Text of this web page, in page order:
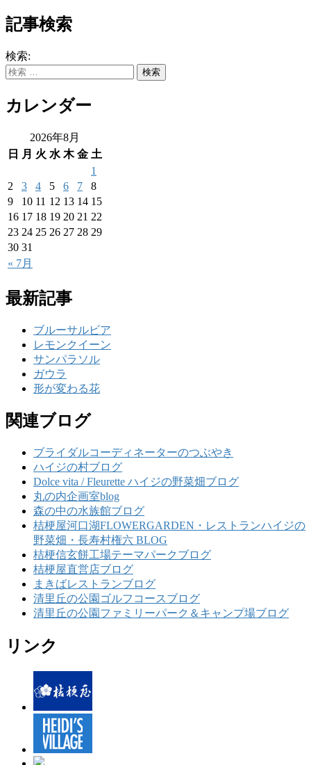
記事検索
検索:
カレンダー
2026年8月
日
月 火 水 木 金 土
« 7月
1
2
3 4 5 6 7
8
9
10 11 12 13 14 15
16 17 18 19 20 21 22
23 24 25 26 27 28 29
30 31
最新記事
ブルーサルビア
レモンクイーン
サンパラソル
ガウラ
形が変わる花
関連ブログ
ブライダルコーディネーターのつぶやき
ハイジの村ブログ
Dolce vita / Fleurette ハイジの野菜畑ブログ
丸の内企画室blog
森の中の水族館ブログ
桔梗屋河口湖FLOWERGARDEN・レストランハイジの
野菜畑・長寿村権六 BLOG
桔梗信玄餅工場テーマパークブログ
桔梗屋直営店ブログ
まきばレストランブログ
清里丘の公園ゴルフコースブログ
清里丘の公園ファミリーパーク＆キャンプ場ブログ
リンク